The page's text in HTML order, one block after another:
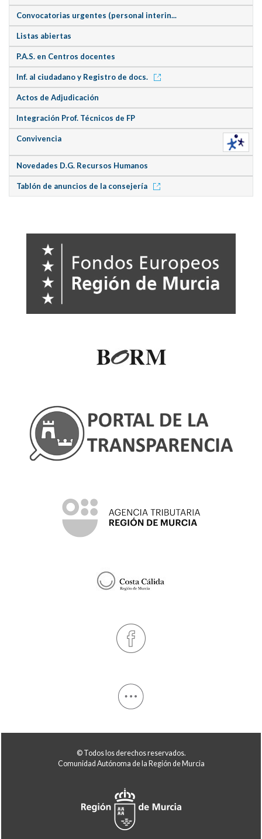
Convocatorias urgentes (personal interin...
Listas abiertas
P.A.S. en Centros docentes
Inf. al ciudadano y Registro de docs.
Actos de Adjudicación
Integración Prof. Técnicos de FP
Convivencia
Novedades D.G. Recursos Humanos
Tablón de anuncios de la consejería
© Todos los derechos reservados.
Comunidad Autónoma de la Región de Murcia